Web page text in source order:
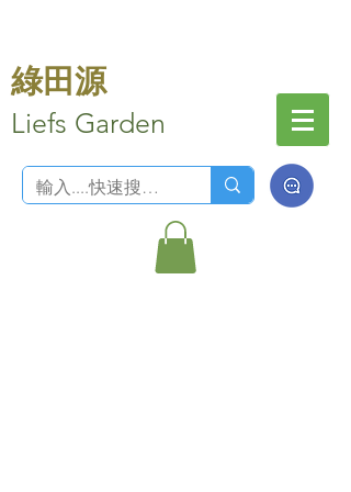
綠田源
Liefs Garden